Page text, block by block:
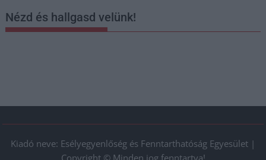
Nézd és hallgasd velünk!
Kiadó neve: Esélyegyenlőség és Fenntarthatóság Egyesület |